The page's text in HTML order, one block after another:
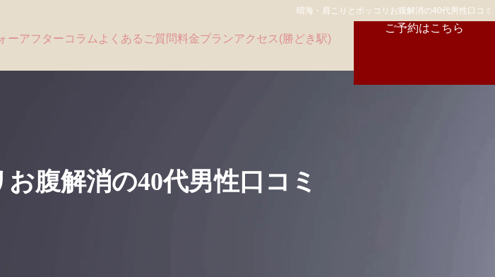
晴海・肩こりとポッコリお腹解消の40代男性口コミ
ーアフター コラム よくあるご質問料金プランアクセス(勝どき駅)
ご予約はこちら
腹解消の40代男性口コミ